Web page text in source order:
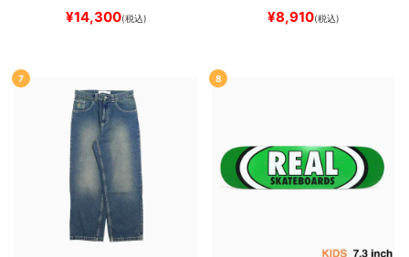
スーパースターSUPERSTAR A
BLACK/WHITE/WHITE
ー
¥14,300(税込)
ブランク（BBS / GENERATO
スケートボード スケボー
¥8,910(税込)
7 8